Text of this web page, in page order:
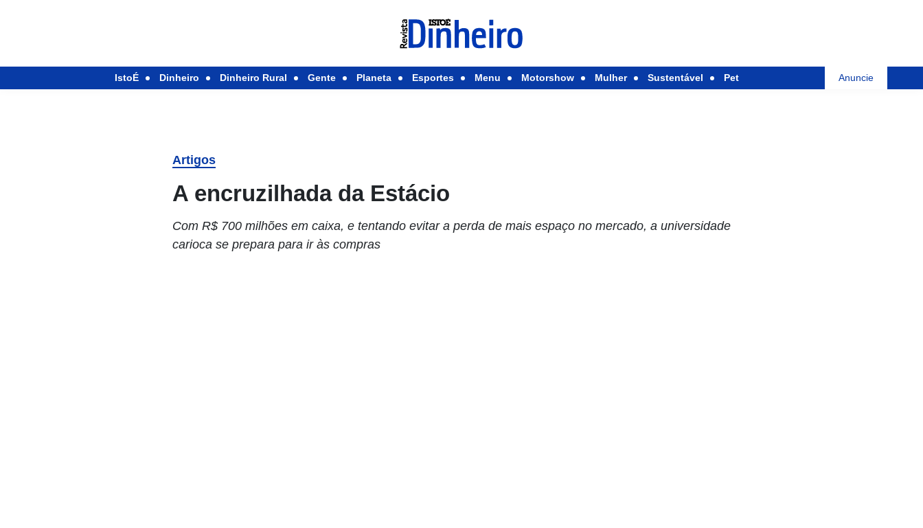
IstoÉ Dinheiro Dinheiro Rural Gente Planeta Esportes Menu Motorshow Mulher Sustentável Pet Anuncie
Artigos
A encruzilhada da Estácio
Com R$ 700 milhões em caixa, e tentando evitar a perda de mais espaço no mercado, a universidade
carioca se prepara para ir às compras